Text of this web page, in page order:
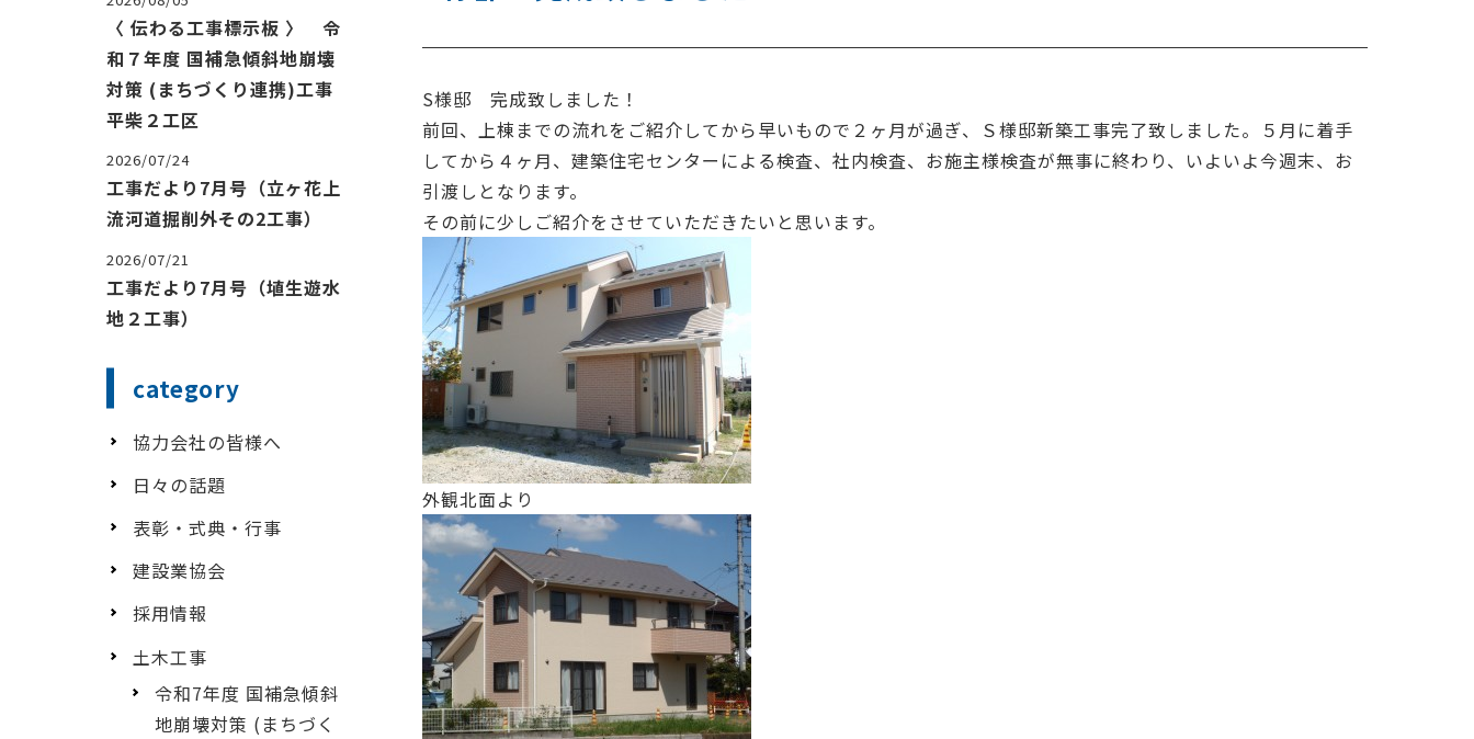
S様邸 完成致しました！
前回、上棟までの流れをご紹介してから早いもので２ヶ月が過ぎ、Ｓ様邸新築工事完了致しました。５月に着手
してから４ヶ月、建築住宅センターによる検査、社内検査、お施主様検査が無事に終わり、いよいよ今週末、お
引渡しとなります。
その前に少しご紹介をさせていただきたいと思います。
外観北面より
〈 伝わる工事標示板 〉 令
和７年度 国補急傾斜地崩壊
対策 (まちづくり連携)工事
平柴２工区
2026/07/24
工事だより7月号（立ヶ花上
流河道掘削外その2工事）
2026/07/21
工事だより7月号（埴生遊水
地２工事）
category
協力会社の皆様へ
日々の話題
表彰・式典・行事
建設業協会
採用情報
土木工事
令和7年度 国補急傾斜
地崩壊対策 (まちづく